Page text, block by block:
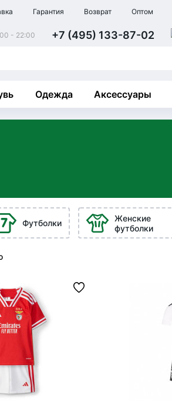
Гарантия Возврат Оптом
- 22:00 +7 (495) 133-87-02
Одежда Аксессуары
Футболки
Женские
футболки